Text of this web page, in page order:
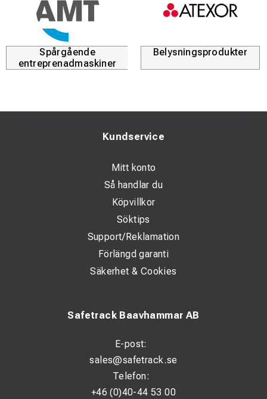
Spårgående
entreprenadmaskiner
Belysningsprodukter
Safetrack Baavhammar AB
E-post:
sales@safetrack.se
Telefon:
+46 (0)40-44 53 00
Kundservice
Mitt konto
Så handlar du
Köpvillkor
Söktips
Support/Reklamation
Förlängd garanti
Säkerhet & Cookies